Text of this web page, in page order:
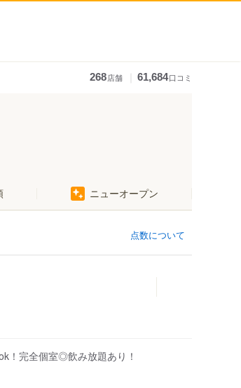
268店舗 61,684口コミ
ニューオープン
点数について
！完全個室◎飲み放題あり！